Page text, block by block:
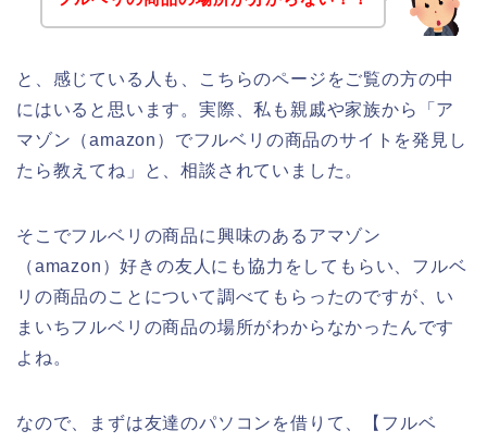
と、感じている人も、こちらのページをご覧の方の中
にはいると思います。実際、私も親戚や家族から「ア
マゾン（amazon）でフルベリの商品のサイトを発見し
たら教えてね」と、相談されていました。
そこでフルベリの商品に興味のあるアマゾン
（amazon）好きの友人にも協力をしてもらい、フルベ
リの商品のことについて調べてもらったのですが、い
まいちフルベリの商品の場所がわからなかったんです
よね。
なので、まずは友達のパソコンを借りて、【フルベ